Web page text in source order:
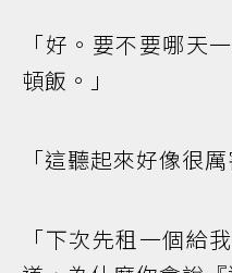
「好。要不要哪天
頓飯。」
「這聽起來好像很
「下次先租一個給